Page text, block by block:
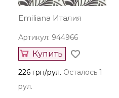
Emiliana Италия
Артикул: 944966
Купить
226 грн/рул. Осталось 1
рул.